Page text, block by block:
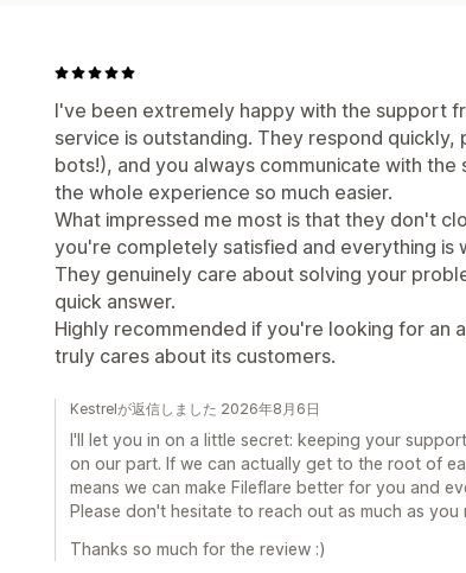
I've been extremely happy with the support
service is outstanding. They respond
bots!), and you always communicate with the
the whole experience so much easier.
What impressed me most is that they don't
you're completely satisfied and everything is
They genuinely care about solving your
quick answer.
Highly recommended if you're looking for an
truly cares about its customers.
Kestrelが返信しました 2026年8月6日
I'll let you in on a little secret: keeping your
on our part. If we can actually get to the root of
means we can make Fileflare better for you and
Please don't hesitate to reach out as much as you
Thanks so much for the review :)